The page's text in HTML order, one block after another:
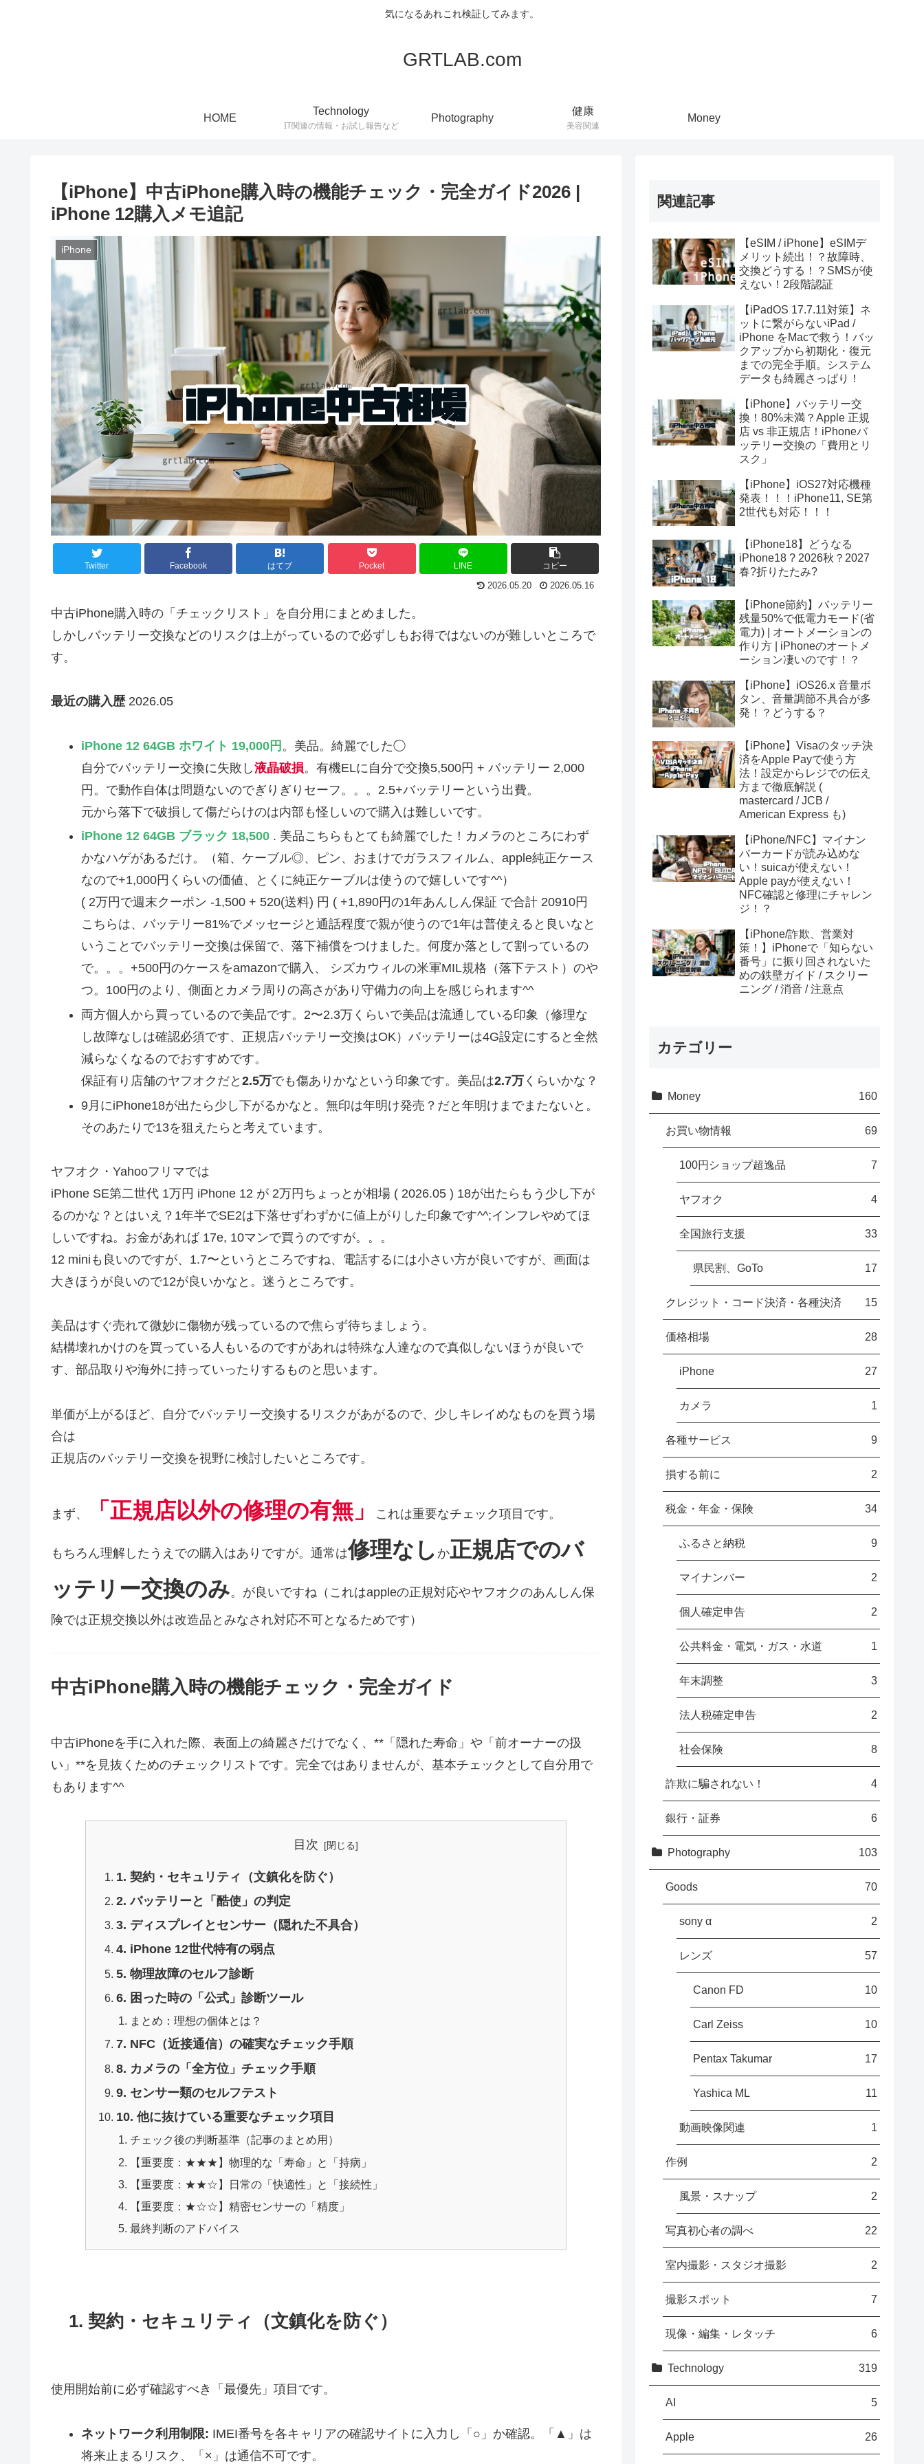
気になるあれこれ検証してみます。
GRTLAB.com
HOME
Technology
IT関連の情報・お試し報告など
Photography
健康
美容関連
Money
【iPhone】中古iPhone購入時の機能チェック・完全ガイド2026 |
iPhone 12購入メモ追記
iPhone
Twitter Facebook はてブ Pocket LINE コピー
2026.05.20 2026.05.16
中古iPhone購入時の「チェックリスト」を自分用にまとめました。
しかしバッテリー交換などのリスクは上がっているので必ずしもお得ではないのが難しいところで
す。
最近の購入歴 2026.05
iPhone 12 64GB ホワイト 19,000円 。美品。綺麗でした◯
自分でバッテリー交換に失敗し液晶破損。有機ELに自分で交換5,500円 + バッテリー 2,000
円。で動作自体は問題ないのでぎりぎりセーフ。。。2.5+バッテリーという出費。
元から落下で破損して傷だらけのは内部も怪しいので購入は難しいです。
iPhone 12 64GB ブラック 18,500. 美品こちらもとても綺麗でした！カメラのところにわず
かなハゲがあるだけ。（箱、ケーブル◎、ピン、おまけでガラスフィルム、apple純正ケース
なので+1,000円くらいの価値、とくに純正ケーブルは使うので嬉しいです^^）
( 2万円で週末クーポン -1,500 + 520(送料) 円 ( +1,890円の1年あんしん保証 で合計 20910円
こちらは、バッテリー81%でメッセージと通話程度で親が使うので1年は普使えると良いなと
いうことでバッテリー交換は保留で、落下補償をつけました。何度か落として割っているの
で。。。+500円のケースをamazonで購入、 シズカウィルの米軍MIL規格（落下テスト）のや
つ。100円のより、側面とカメラ周りの高さがあり守備力の向上を感じられます^^
両方個人から買っているので美品です。2〜2.3万くらいで美品は流通している印象（修理な
し故障なしは確認必須です、正規店バッテリー交換はOK）バッテリーは4G設定にすると全然
減らなくなるのでおすすめです。
保証有り店舗のヤフオクだと 2.5万でも傷ありかなという印象です。美品は2.7万くらいかな？
9月にiPhone18が出たら少し下がるかなと。無印は年明け発売？だと年明けまでまたないと。
そのあたりで13を狙えたらと考えています。
ヤフオク・Yahooフリマでは
iPhone SE第二世代 1万円 iPhone 12 が 2万円ちょっとが相場 ( 2026.05 ) 18が出たらもう少し下が
るのかな？とはいえ？1年半でSE2は下落せずわずかに値上がりした印象です^^;インフレやめてほ
しいですね。お金があれば 17e, 10マンで買うのですが。。。
12 miniも良いのですが、1.7〜というところですね、電話するには小さい方が良いですが、画面は
大きほうが良いので12が良いかなと。迷うところです。
美品はすぐ売れて微妙に傷物が残っているので焦らず待ちましょう。
結構壊れかけのを買っている人もいるのですがあれは特殊な人達なので真似しないほうが良いで
す、部品取りや海外に持っていったりするものと思います。
単価が上がるほど、自分でバッテリー交換するリスクがあがるので、少しキレイめなものを買う場
合は
正規店のバッテリー交換を視野に検討したいところです。
まず、 「正規店以外の修理の有無」 これは重要なチェック項目です。
もちろん理解したうえでの購入はありですが。通常は修理なし か正規店でのバ
ッテリー交換のみ。が良いですね（これはappleの正規対応やヤフオクのあんしん保
険では正規交換以外は改造品とみなされ対応不可となるためです）
中古iPhone購入時の機能チェック・完全ガイド
中古iPhoneを手に入れた際、表面上の綺麗さだけでなく、**「隠れた寿命」や「前オーナーの扱
い」**を見抜くためのチェックリストです。完全ではありませんが、基本チェックとして自分用で
もあります^^
目次
1. 契約・セキュリティ（文鎮化を防ぐ）
2. バッテリーと「酷使」の判定
3. ディスプレイとセンサー（隠れた不具合）
4. iPhone 12世代特有の弱点
5. 物理故障のセルフ診断
6. 困った時の「公式」診断ツール
まとめ：理想の個体とは？
7. NFC（近接通信）の確実なチェック手順
8. カメラの「全方位」チェック手順
9. センサー類のセルフテスト
10. 他に抜けている重要なチェック項目
チェック後の判断基準（記事のまとめ用）
【重要度：★★★】物理的な「寿命」と「持病」
【重要度：★★☆】日常の「快適性」と「接続性」
【重要度：★☆☆】精密センサーの「精度」
最終判断のアドバイス
1. 契約・セキュリティ（文鎮化を防ぐ）
使用開始前に必ず確認すべき「最優先」項目です。
ネットワーク利用制限: IMEI番号を各キャリアの確認サイトに入力し「○」か確認。「▲」は
将来止まるリスク、「×」は通信不可です。
関連記事
【eSIM / iPhone】eSIMデ
メリット続出！？故障時、
交換どうする！？SMSが使
えない！2段階認証
【iPadOS 17.7.11対策】ネ
ットに繋がらないiPad /
iPhone をMacで救う！バッ
クアップから初期化・復元
までの完全手順。システム
データも綺麗さっぱり！
【iPhone】バッテリー交
換！80%未満？Apple 正規
店 vs 非正規店！iPhoneバ
ッテリー交換の「費用とリ
スク」
【iPhone】iOS27対応機種
発表！！！iPhone11, SE第
2世代も対応！！！
【iPhone18】どうなる
iPhone18 ? 2026秋？2027
春?折りたたみ?
【iPhone節約】バッテリー
残量50%で低電力モード(省
電力) | オートメーションの
作り方 | iPhoneのオートメ
ーション凄いのです！？
【iPhone】iOS26.x 音量ボ
タン、音量調節不具合が多
発！？どうする？
【iPhone】Visaのタッチ決
済をApple Payで使う方
法！設定からレジでの伝え
方まで徹底解説 (
mastercard / JCB /
American Express も)
【iPhone/NFC】マイナン
バーカードが読み込めな
い！suicaが使えない！
Apple payが使えない！
NFC確認と修理にチャレン
ジ！？
【iPhone/詐欺、営業対
策！】iPhoneで「知らない
番号」に振り回されないた
めの鉄壁ガイド / スクリー
ニング / 消音 / 注意点
カテゴリー
Money 160
お買い物情報 69
100円ショップ超逸品 7
ヤフオク 4
全国旅行支援 33
県民割、GoTo 17
クレジット・コード決済・各種決済 15
価格相場 28
iPhone 27
カメラ 1
各種サービス 9
損する前に 2
税金・年金・保険 34
ふるさと納税 9
マイナンバー 2
個人確定申告 2
公共料金・電気・ガス・水道 1
年末調整 3
法人税確定申告 2
社会保険 8
詐欺に騙されない！ 4
銀行・証券 6
Photography 103
Goods 70
sony α 2
レンズ 57
Canon FD 10
Carl Zeiss 10
Pentax Takumar 17
Yashica ML 11
動画映像関連 1
作例 2
風景・スナップ 2
写真初心者の調べ 22
室内撮影・スタジオ撮影 2
撮影スポット 7
現像・編集・レタッチ 6
Technology 319
AI 5
Apple 26